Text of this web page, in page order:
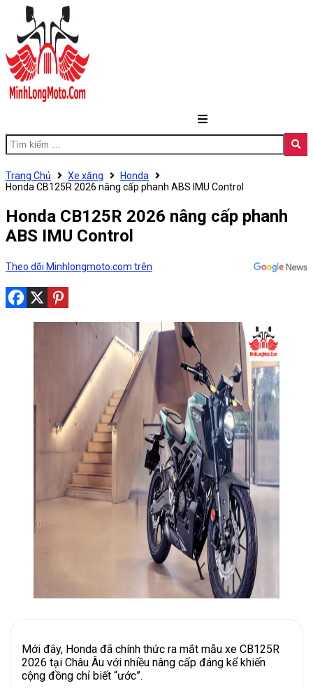
Trang Chủ Xe xăng
Honda
Honda CB125R 2026 nâng cấp phanh ABS IMU Control
Honda CB125R 2026 nâng cấp phanh
ABS IMU Control
Theo dõi Minhlongmoto.com trên
Mới đây, Honda đã chính thức ra mắt mẫu xe CB125R
2026 tại Châu Âu với nhiều nâng cấp đáng kể khiến
cộng đồng chỉ biết “ước”.